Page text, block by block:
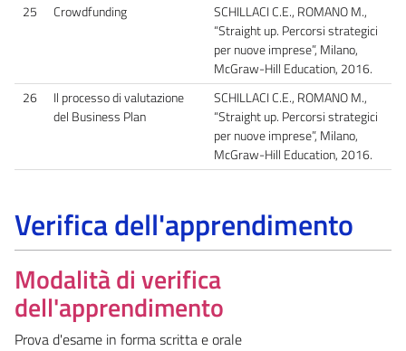
25
Crowdfunding
SCHILLACI C.E., ROMANO M.,
“Straight up. Percorsi strategici
per nuove imprese”, Milano,
McGraw-Hill Education, 2016.
26
Il processo di valutazione
del Business Plan
SCHILLACI C.E., ROMANO M.,
“Straight up. Percorsi strategici
per nuove imprese”, Milano,
McGraw-Hill Education, 2016.
Verifica dell'apprendimento
Modalità di verifica
dell'apprendimento
Prova d'esame in forma scritta e orale